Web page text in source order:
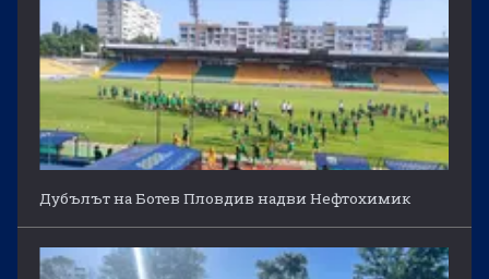
Дубълът на Ботев Пловдив надви Нефтохимик